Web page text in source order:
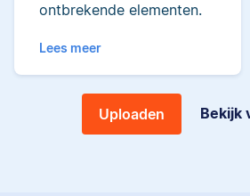
ontbrekende elementen.
Lees meer
Uploaden Bekijk
Econometrie, is
heeft gewerkt als